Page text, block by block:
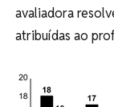
avaliadora
atribuídas ao